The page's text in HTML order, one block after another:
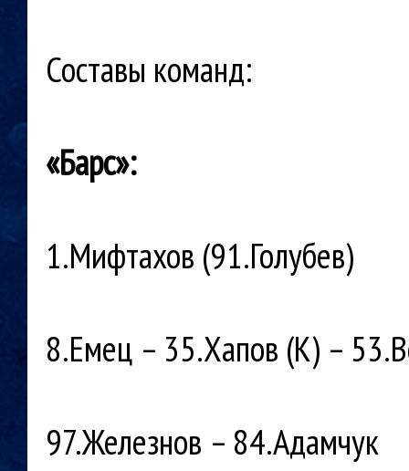
Составы команд:
«Барс»:
1.Мифтахов (91.Голубев)
8.Емец – 35.Хапов (К) –
97.Железнов – 84.Адамчук